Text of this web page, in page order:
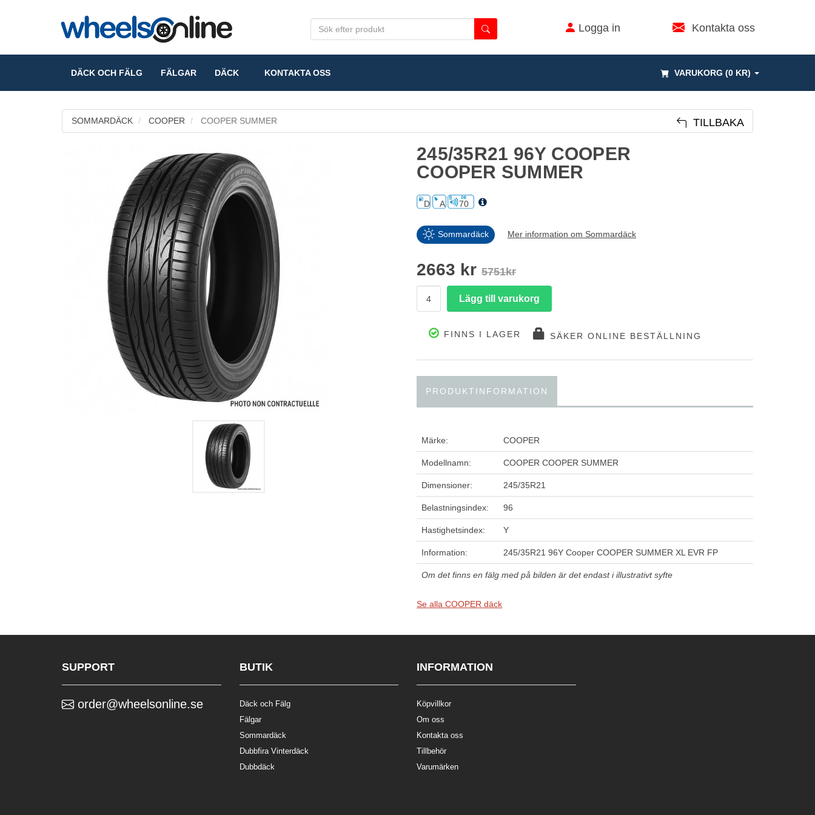
Logga in Kontakta oss
VARUKORG (0 KR)
DÄCK OCH FÄLG FÄLGAR DÄCK KONTAKTA OSS
SOMMARDÄCK COOPER COOPER SUMMER TILLBAKA
245/35R21 96Y COOPER
COOPER SUMMER
D A 70
Sommardäck Mer information om Sommardäck
2663 kr 5751kr
FINNS I LAGER SÄKER ONLINE BESTÄLLNING
PRODUKTINFORMATION
Märke: COOPER
Modellnamn: COOPER COOPER SUMMER
Dimensioner: 245/35R21
Belastningsindex: 96
Hastighetsindex: Y
Information: 245/35R21 96Y Cooper COOPER SUMMER XL EVR FP
Om det finns en fälg med på bilden är det endast i illustrativt syfte
Se alla COOPER däck
SUPPORT
order@wheelsonline.se
BUTIK
Däck och Fälg
Fälgar
Sommardäck
Dubbfira Vinterdäck
Dubbdäck
INFORMATION
Köpvillkor
Om oss
Kontakta oss
Tillbehör
Varumärken